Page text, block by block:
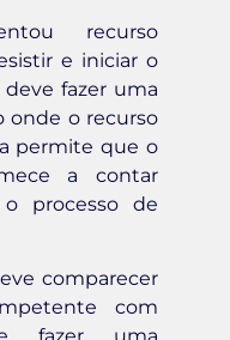
recurso
e iniciar o
fazer uma
onde o recurso
permite que o
a contar
o processo de
comparecer
com